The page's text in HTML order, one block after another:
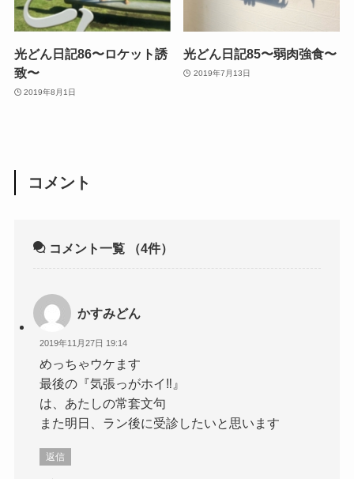
光どん日記86〜ロケット誘
致〜
2019年8月1日
光どん日記85〜弱肉強食〜
2019年7月13日
コメント
コメント一覧 （4件）
かすみどん
2019年11月27日 19:14
めっちゃウケます
最後の『気張っがホイ‼️』
は、あたしの常套文句
また明日、ラン後に受診したいと思います
返信